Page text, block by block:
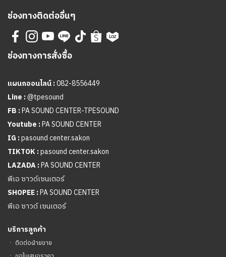
ช่องทางติดต่ออื่นๆ
ช่องทางการสั่งซื้อ
แผนกออนไลน์ :082-8556449
Line :@tpesound
FB :PA SOUND CENTER-TPESOUND
Youtube :PA SOUND CENTER
IG :pasound center.sakon
TIKTOK :pasound center.sakon
LAZADA :PA SOUND CENTER
พีเอ ซาวด์เซนเตอร์
SHOPEE :PA SOUND CENTER
พีเอ ซาวด์ เซนเตอร์
บริการลูกค้า
ㆍ ติดต่อฝ่ายขาย